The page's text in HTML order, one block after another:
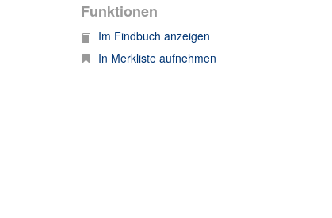
Funktionen
Im Findbuch anzeigen
In Merkliste aufnehmen